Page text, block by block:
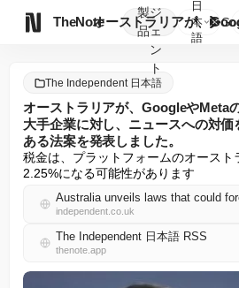
TheNote
製
品
ジ
ェ
ン
ト
日
本
語
The Independent 日本語
オーストラリアが、GoogleやMeta
大手企業に対し、ニュースへの対
ある法案を発表しました。
税金は、プラットフォームのオースト
2.25%になる可能性があります
independent.co.uk
The Independent 日本語 RSS
thenote.app